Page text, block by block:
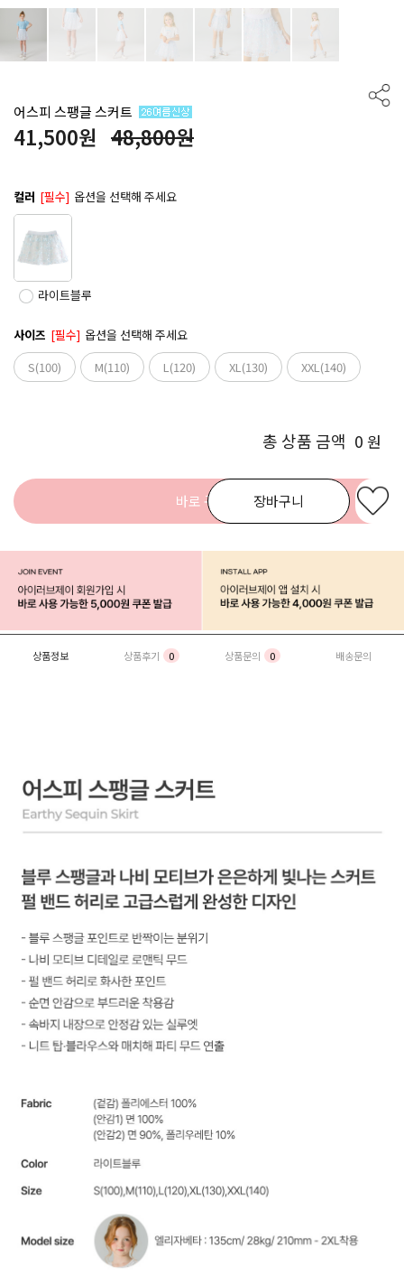
어스피 스팽글 스커트
41,500원 48,800원
컬러 [필수] 옵션을 선택해 주세요
라이트블루
사이즈 [필수] 옵션을 선택해 주세요
S(100)
M(110) L(120) XL(130) XXL(140)
총 상품 금액 0 원
장바구니
바로 구매
상품정보 상품후기 0 상품문의 0 배송문의